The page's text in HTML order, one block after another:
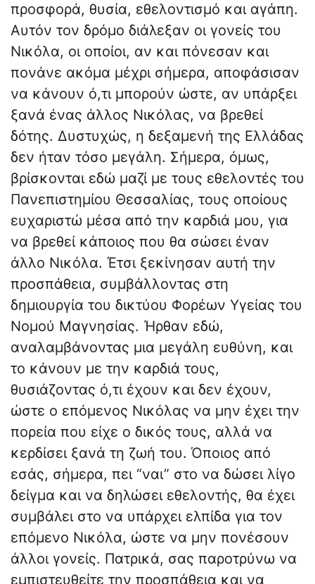
προσφορά, θυσία, εθελοντισμό και αγάπη.
Αυτόν τον δρόμο διάλεξαν οι γονείς του
Νικόλα, οι οποίοι, αν και πόνεσαν και
πονάνε ακόμα μέχρι σήμερα, αποφάσισαν
να κάνουν ό,τι μπορούν ώστε, αν υπάρξει
ξανά ένας άλλος Νικόλας, να βρεθεί
δότης. Δυστυχώς, η δεξαμενή της Ελλάδας
δεν ήταν τόσο μεγάλη. Σήμερα, όμως,
βρίσκονται εδώ μαζί με τους εθελοντές του
Πανεπιστημίου Θεσσαλίας, τους οποίους
ευχαριστώ μέσα από την καρδιά μου, για
να βρεθεί κάποιος που θα σώσει έναν
άλλο Νικόλα. Έτσι ξεκίνησαν αυτή την
προσπάθεια, συμβάλλοντας στη
δημιουργία του δικτύου Φορέων Υγείας του
Νομού Μαγνησίας. Ήρθαν εδώ,
αναλαμβάνοντας μια μεγάλη ευθύνη, και
το κάνουν με την καρδιά τους,
θυσιάζοντας ό,τι έχουν και δεν έχουν,
ώστε ο επόμενος Νικόλας να μην έχει την
πορεία που είχε ο δικός τους, αλλά να
κερδίσει ξανά τη ζωή του. Όποιος από
εσάς, σήμερα, πει “ναι” στο να δώσει λίγο
δείγμα και να δηλώσει εθελοντής, θα έχει
συμβάλει στο να υπάρχει ελπίδα για τον
επόμενο Νικόλα, ώστε να μην πονέσουν
άλλοι γονείς. Πατρικά, σας παροτρύνω να
εμπιστευθείτε την προσπάθεια και να